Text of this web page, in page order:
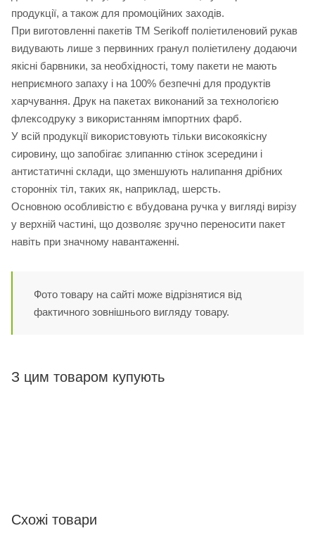
продукції, а також для промоційних заходів.
При виготовленні пакетів ТМ Serikoff поліетиленовий рукав
видувають лише з первинних гранул поліетилену додаючи
якісні барвники, за необхідності, тому пакети не мають
неприємного запаху і на 100% безпечні для продуктів
харчування. Друк на пакетах виконаний за технологією
флексодруку з використанням імпортних фарб.
У всій продукції використовують тільки високоякісну
сировину, що запобігає злипанню стінок зсередини і
антистатичні склади, що зменшують налипання дрібних
сторонніх тіл, таких як, наприклад, шерсть.
Основною особливістю є вбудована ручка у вигляді вирізу
у верхній частині, що дозволяє зручно переносити пакет
навіть при значному навантаженні.
Фото товару на сайті може відрізнятися від
фактичного зовнішнього вигляду товару.
З цим товаром купують
Схожі товари